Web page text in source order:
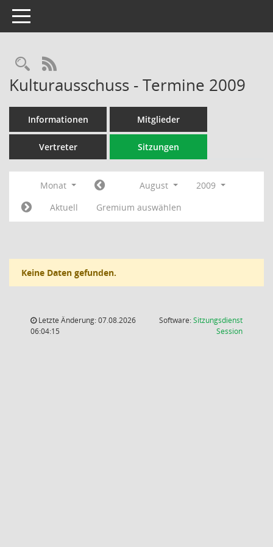
Toggle navigation
Rechercheauswahl
RSS-Feed
Kulturausschuss - Termine 2009
Informationen Mitglieder
Vertreter Sitzungen
Monat August
2009
Aktuell
Gremium auswählen
Keine Daten gefunden.
Letzte Änderung: 07.08.2026
06:04:15
Software:Sitzungsdienst
Session(Wird in